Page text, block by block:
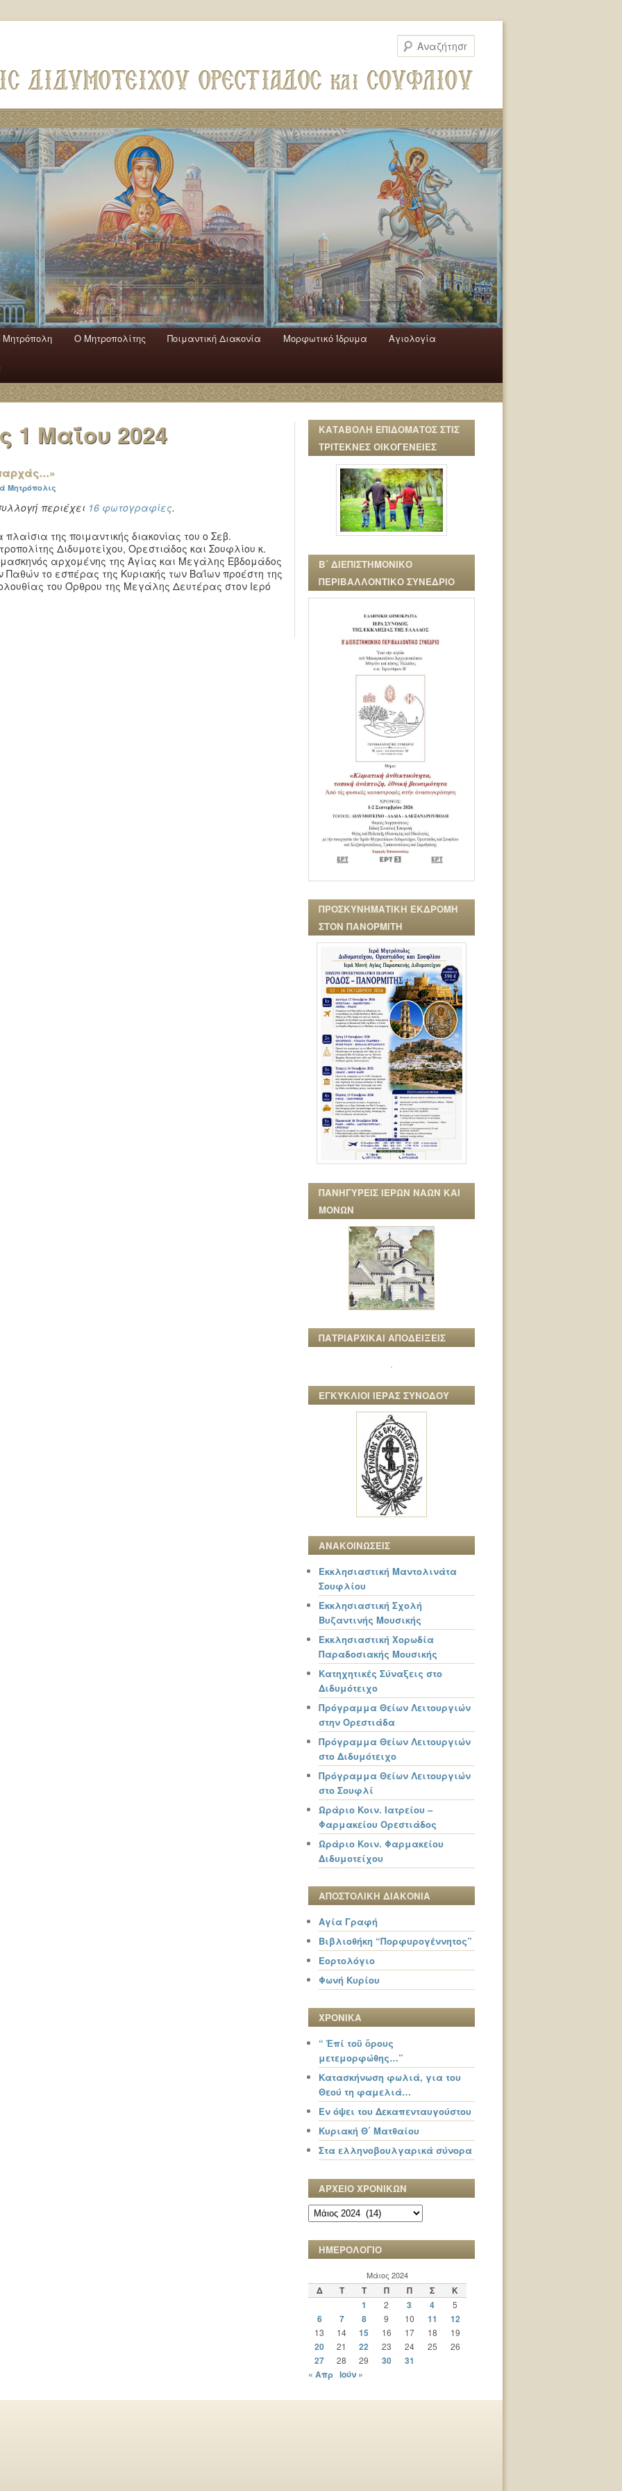
Mητρόπολη Ο Mητροπολίτης Ποιμαντική Διακονία Μορφωτικό Ίδρυμα Αγιολογία
1 Μαΐου 2024
Μητρόπολις
περιέχει 16 φωτογραφίες.
πλαίσια της ποιμαντικής διακονίας του ο Σεβ.
Διδυμοτείχου, Ορεστιάδος και Σουφλίου κ.
αρχομένης της Αγίας και Μεγάλης Εβδομάδος
Παθών το εσπέρας της Κυριακής των Βαΐων προέστη της
του Όρθρου της Μεγάλης Δευτέρας στον Ιερό
ΚΑΤΑΒΟΛΗ ΕΠΙΔΟΜΑΤΟΣ ΣΤΙΣ
ΤΡΙΤΕΚΝΕΣ ΟΙΚΟΓΕΝΕΙΕΣ
Β΄ ΔΙΕΠΙΣΤΗΜΟΝΙΚΟ
ΠΕΡΙΒΑΛΛΟΝΤΙΚΟ ΣΥΝΕΔΡΙΟ
ΠΡΟΣΚΥΝΗΜΑΤΙΚΗ ΕΚΔΡΟΜΗ
ΣΤΟΝ ΠΑΝΟΡΜΙΤΗ
ΠΑΝΗΓΥΡΕΙΣ ΙΕΡΩΝ ΝΑΩΝ ΚΑΙ
ΜΟΝΩΝ
ΠΑΤΡΙΑΡΧΙΚΑΙ ΑΠΟΔΕΙΞΕΙΣ
ΕΓΚΥΚΛΙΟΙ ΙΕΡΑΣ ΣΥΝΟΔΟΥ
ΑΝΑΚΟΙΝΩΣΕΙΣ
Εκκλησιαστική Μαντολινάτα
Σουφλίου
Εκκλησιαστική Σχολή
Βυζαντινής Μουσικής
Εκκλησιαστική Χορωδία
Παραδοσιακής Μουσικής
Κατηχητικές Σύναξεις στο
Διδυμότειχο
Πρόγραμμα Θείων Λειτουργιών
στην Ορεστιάδα
Πρόγραμμα Θείων Λειτουργιών
στο Διδυμότειχο
Πρόγραμμα Θείων Λειτουργιών
στο Σουφλί
Ωράριο Κοιν. Ιατρείου –
Φαρμακείου Ορεστιάδος
Ωράριο Κοιν. Φαρμακείου
Διδυμοτείχου
ΑΠΟΣΤΟΛΙΚΗ ΔΙΑΚΟΝΙΑ
Αγία Γραφή
Βιβλιοθήκη “Πορφυρογέννητος”
Εορτολόγιο
Φωνή Κυρίου
ΧΡΟΝΙΚΑ
“ Ἐπί τοῦ ὄρους
μετεμορφώθης…”
Κατασκήνωση φωλιά, για του
Θεού τη φαμελιά…
Εν όψει του Δεκαπενταυγούστου
Κυριακή Θ΄ Ματθαίου
Στα ελληνοβουλγαρικά σύνορα
ΑΡΧΕΙΟ ΧΡΟΝΙΚΩΝ
ΑΡΧΕΙΟ
ΧΡΟΝΙΚΩΝ
ΗΜΕΡΟΛΟΓΙΟ
Μάιος 2024
Δ Τ Τ Π Π Σ
Κ
1
2 3 4 5
6 7 8 9 10 11 12
13 14 15 16 17 18 19
20 21 22 23 24 25 26
27 28 29 30
31
« Απρ Ιούν »